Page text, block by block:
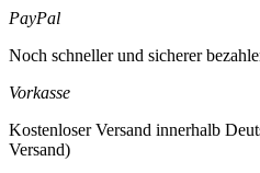
PayPal
Noch schneller und sicherer
Vorkasse
Kostenloser Versand innerhalb
Versand)